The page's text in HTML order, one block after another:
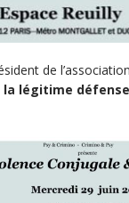
de
la légitime